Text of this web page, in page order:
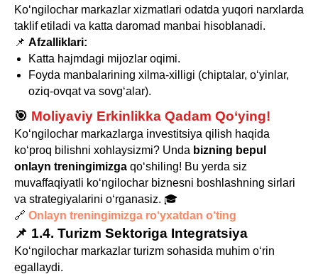
Ko‘ngilochar markazlar xizmatlari odatda yuqori narxlarda
taklif etiladi va katta daromad manbai hisoblanadi.
📌 Afzalliklari:
Katta hajmdagi mijozlar oqimi.
Foyda manbalarining xilma-xilligi (chiptalar, o‘yinlar,
oziq-ovqat va sovg‘alar).
🎯 Moliyaviy Erkinlikka Qadam Qo‘ying!
Ko‘ngilochar markazlarga investitsiya qilish haqida
ko‘proq bilishni xohlaysizmi? Unda bizning bepul
onlayn treningimizga qo‘shiling! Bu yerda siz
muvaffaqiyatli ko‘ngilochar biznesni boshlashning sirlari
va strategiyalarini o‘rganasiz. 🎓
🔗 Onlayn treningimizga ro‘yxatdan o‘ting
📌 1.4. Turizm Sektoriga Integratsiya
Ko‘ngilochar markazlar turizm sohasida muhim o‘rin
egallaydi.